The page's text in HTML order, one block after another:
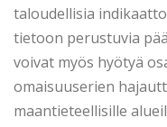
taloudellisia
tietoon perustuvia
voivat myös hyötyä
omaisuuserien
maantieteellisille